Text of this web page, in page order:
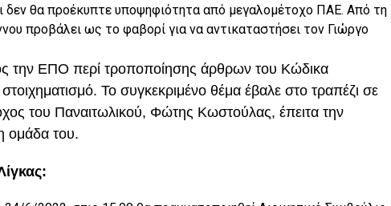
θα προέκυπτε υποψηφιότητα από μεγαλομέτοχο ΠΑΕ. Από τη
προβάλει ως το φαβορί για να αντικαταστήσει τον Γιώργο
την ΕΠΟ περί τροποποίησης άρθρων του Κώδικα
Το συγκεκριμένο θέμα έβαλε στο τραπέζι σε
του Παναιτωλικού, Φώτης Κωστούλας, έπειτα την
ομάδα του.